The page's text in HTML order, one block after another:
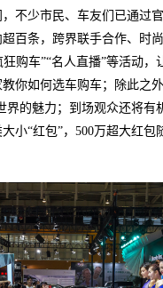
不少市民、车友们已通过
百条，跨界联手合作、时
狂购车”“名人直播”等活动
你如何选车购车；除此之
界的魅力；到场观众还将有
小“红包”，500万超大红包